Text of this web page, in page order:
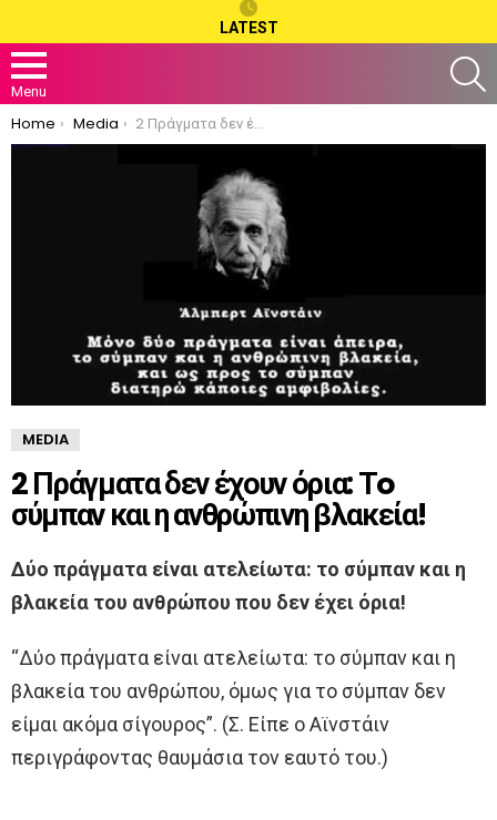
LATEST
Menu
You are here:
Home Media 2 Πράγματα δεν έχουν όρια: Τo σύμπαν και η ανθρώπινη βλακεία!
MEDIA
2 Πράγματα δεν έχουν όρια: Τo
σύμπαν και η ανθρώπινη βλακεία!
Δύο πράγματα είναι ατελείωτα: το σύμπαν και η
βλακεία του ανθρώπου που δεν έχει όρια!
“Δύο πράγματα είναι ατελείωτα: το σύμπαν και η
βλακεία του ανθρώπου, όμως για το σύμπαν δεν
είμαι ακόμα σίγουρος”. (Σ. Είπε ο Αϊνστάιν
περιγράφοντας θαυμάσια τον εαυτό του.)